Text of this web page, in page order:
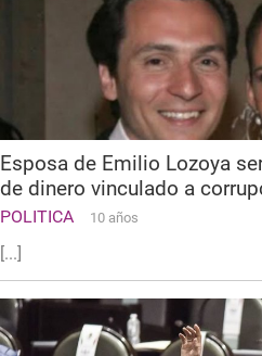
Esposa de Emilio Lozoya
de dinero vinculado a
POLITICA 10 años
[...]